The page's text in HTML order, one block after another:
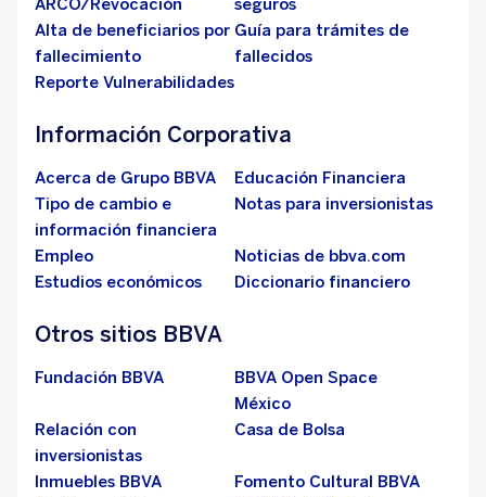
ARCO/Revocación
seguros
Alta de beneficiarios por
fallecimiento
Guía para trámites de
fallecidos
Reporte Vulnerabilidades
Información Corporativa
Acerca de Grupo BBVA
Educación Financiera
Tipo de cambio e
información financiera
Notas para inversionistas
Empleo
Noticias de bbva.com
Estudios económicos
Diccionario financiero
Otros sitios BBVA
Fundación BBVA
BBVA Open Space
México
Relación con
inversionistas
Casa de Bolsa
Inmuebles BBVA
Fomento Cultural BBVA